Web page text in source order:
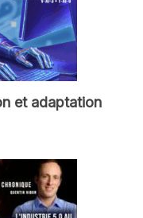
et adaptation